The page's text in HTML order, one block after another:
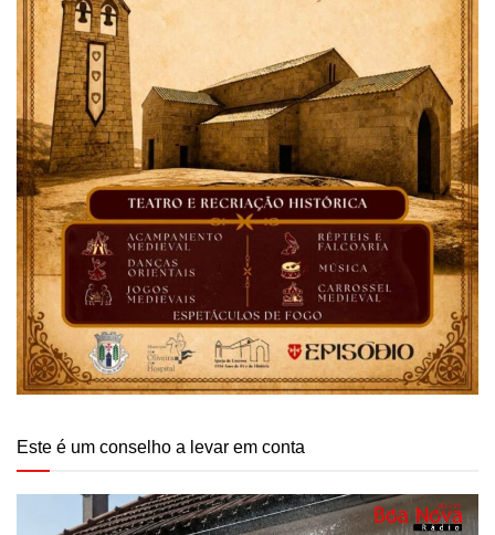
Este é um conselho a levar em conta